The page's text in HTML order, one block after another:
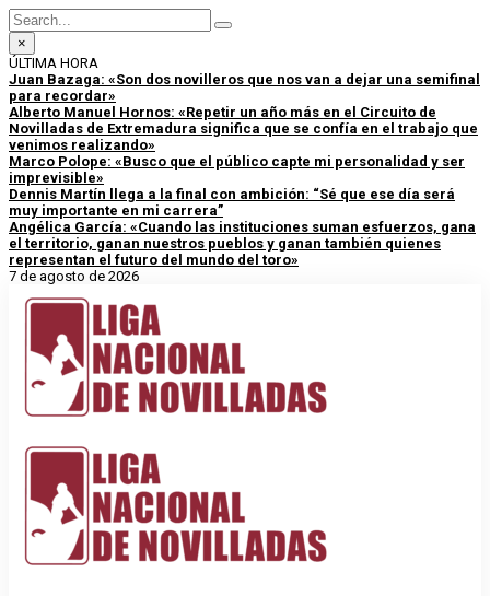
×
ÚLTIMA HORA
Juan Bazaga: «Son dos novilleros que nos van a dejar una semifinal
para recordar»
Alberto Manuel Hornos: «Repetir un año más en el Circuito de
Novilladas de Extremadura significa que se confía en el trabajo que
venimos realizando»
Marco Polope: «Busco que el público capte mi personalidad y ser
imprevisible»
Dennis Martín llega a la final con ambición: “Sé que ese día será
muy importante en mi carrera”
Angélica García: «Cuando las instituciones suman esfuerzos, gana
el territorio, ganan nuestros pueblos y ganan también quienes
representan el futuro del mundo del toro»
7 de agosto de 2026